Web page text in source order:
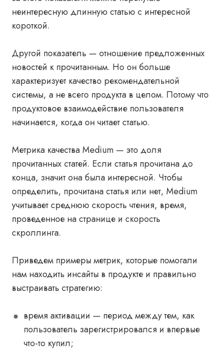
неинтересную длинную статью с интересной
короткой.
Другой показатель — отношение предложенных
новостей к прочитанным. Но он больше
характеризует качество рекомендательной
системы, а не всего продукта в целом. Потому что
продуктовое взаимодействие пользователя
начинается, когда он читает статью.
Метрика качества Medium — это доля
прочитанных статей. Если статья прочитана до
конца, значит она была интересной. Чтобы
определить, прочитана статья или нет, Medium
учитывает среднюю скорость чтения, время,
проведенное на странице и скорость
скроллинга.
Приведем примеры метрик, которые помогали
нам находить инсайты в продукте и правильно
выстраивать стратегию:
время активации — период между тем, как
пользователь зарегистрировался и впервые
что-то купил;